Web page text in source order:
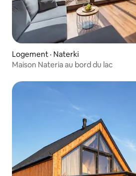
Logement · Naterki
Maison Nateria au bord du lac